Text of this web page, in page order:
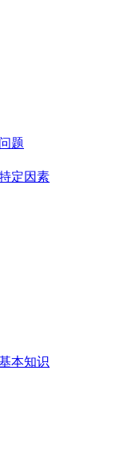
题
定因素
本知识